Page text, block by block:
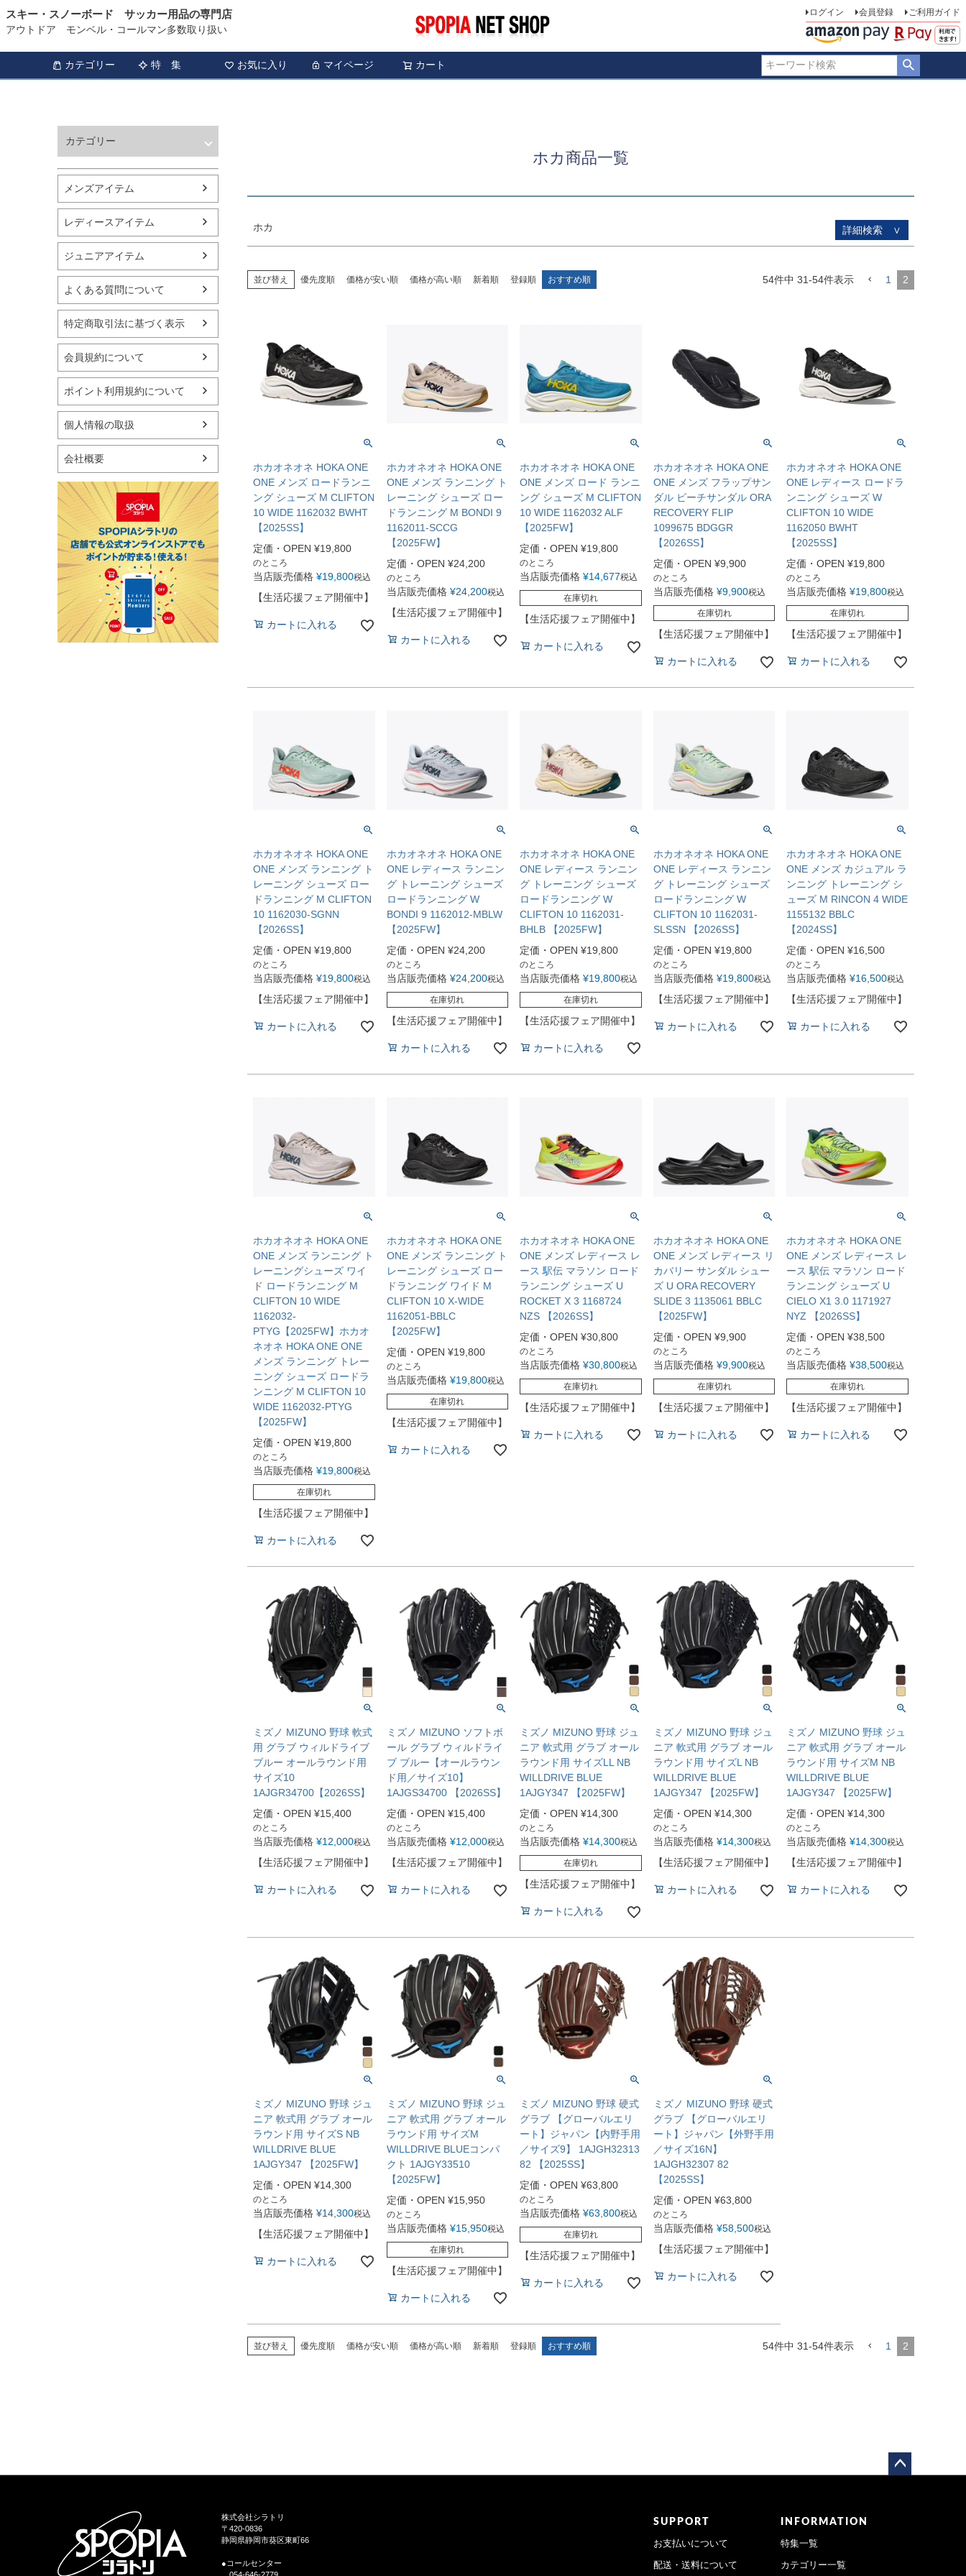
スキー・スノーボード サッカー用品の専門店
アウトドア モンベル・コールマン多数取り扱い
ログイン 会員登録 ご利用ガイド
カテゴリー 特 集 お気に入り マイページ カート
HOME ホカ商品一覧
カテゴリー
バスケットボール
シューズ
ランニング用品
スポーツアパレル
テニス
バレーボール
フィットネス用品
スイミング用品
マリン
スケートボード
野球・ソフトボール
ゴルフ
卓球用品
バッグ・サングラス
ハンドボール用品
ラグビー用品
グランドゴルフ
メンズアイテム
レディースアイテム
ジュニアアイテム
よくある質問について
特定商取引法に基づく表示
会員規約について
ポイント利用規約について
個人情報の取扱
会社概要
ホカ商品一覧
ホカ 詳細検索 ∨
セール
限定 再入荷 翌日発送
予約商品のみを表示
検索
並び替え 優先度順 価格が安い順 価格が高い順 新着順 登録順 おすすめ順 54件中 31-54件表示 1 2
ホカオネオネ HOKA ONE
ONE メンズ ロードランニ
ング シューズ M CLIFTON
10 WIDE 1162032 BWHT
【2025SS】
定価・OPEN ¥19,800
のところ
当店販売価格 ¥19,800税込
【生活応援フェア開催中】
カートに入れる
ホカオネオネ HOKA ONE
ONE メンズ ランニング ト
レーニング シューズ ロー
ドランニング M BONDI 9
1162011-SCCG
【2025FW】
定価・OPEN ¥24,200
のところ
当店販売価格 ¥24,200税込
【生活応援フェア開催中】
カートに入れる
ホカオネオネ HOKA ONE
ONE メンズ ロード ランニ
ング シューズ M CLIFTON
10 WIDE 1162032 ALF
【2025FW】
定価・OPEN ¥19,800
のところ
当店販売価格 ¥14,677税込
在庫切れ
【生活応援フェア開催中】
カートに入れる
ホカオネオネ HOKA ONE
ONE メンズ フラップサン
ダル ビーチサンダル ORA
RECOVERY FLIP
1099675 BDGGR
【2026SS】
定価・OPEN ¥9,900
のところ
当店販売価格 ¥9,900税込
在庫切れ
【生活応援フェア開催中】
カートに入れる
ホカオネオネ HOKA ONE
ONE レディース ロードラ
ンニング シューズ W
CLIFTON 10 WIDE
1162050 BWHT
【2025SS】
定価・OPEN ¥19,800
のところ
当店販売価格 ¥19,800税込
在庫切れ
【生活応援フェア開催中】
カートに入れる
ホカオネオネ HOKA ONE
ONE メンズ ランニング ト
レーニング シューズ ロー
ドランニング M CLIFTON
10 1162030-SGNN
【2026SS】
定価・OPEN ¥19,800
のところ
当店販売価格 ¥19,800税込
【生活応援フェア開催中】
カートに入れる
ホカオネオネ HOKA ONE
ONE レディース ランニン
グ トレーニング シューズ
ロードランニング W
BONDI 9 1162012-MBLW
【2025FW】
定価・OPEN ¥24,200
のところ
当店販売価格 ¥24,200税込
在庫切れ
【生活応援フェア開催中】
カートに入れる
ホカオネオネ HOKA ONE
ONE レディース ランニン
グ トレーニング シューズ
ロードランニング W
CLIFTON 10 1162031-
BHLB 【2025FW】
定価・OPEN ¥19,800
のところ
当店販売価格 ¥19,800税込
在庫切れ
【生活応援フェア開催中】
カートに入れる
ホカオネオネ HOKA ONE
ONE レディース ランニン
グ トレーニング シューズ
ロードランニング W
CLIFTON 10 1162031-
SLSSN 【2026SS】
定価・OPEN ¥19,800
のところ
当店販売価格 ¥19,800税込
【生活応援フェア開催中】
カートに入れる
ホカオネオネ HOKA ONE
ONE メンズ カジュアル ラ
ンニング トレーニング シ
ューズ M RINCON 4 WIDE
1155132 BBLC
【2024SS】
定価・OPEN ¥16,500
のところ
当店販売価格 ¥16,500税込
【生活応援フェア開催中】
カートに入れる
ホカオネオネ HOKA ONE
ONE メンズ ランニング ト
レーニングシューズ ワイ
ド ロードランニング M
CLIFTON 10 WIDE
1162032-
PTYG【2025FW】ホカオ
ネオネ HOKA ONE ONE
メンズ ランニング トレー
ニング シューズ ロードラ
ンニング M CLIFTON 10
WIDE 1162032-PTYG
【2025FW】
定価・OPEN ¥19,800
のところ
当店販売価格 ¥19,800税込
在庫切れ
【生活応援フェア開催中】
カートに入れる
ホカオネオネ HOKA ONE
ONE メンズ ランニング ト
レーニング シューズ ロー
ドランニング ワイド M
CLIFTON 10 X-WIDE
1162051-BBLC
【2025FW】
定価・OPEN ¥19,800
のところ
当店販売価格 ¥19,800税込
在庫切れ
【生活応援フェア開催中】
カートに入れる
ホカオネオネ HOKA ONE
ONE メンズ レディース レ
ース 駅伝 マラソン ロード
ランニング シューズ U
ROCKET X 3 1168724
NZS 【2026SS】
定価・OPEN ¥30,800
のところ
当店販売価格 ¥30,800税込
在庫切れ
【生活応援フェア開催中】
カートに入れる
ホカオネオネ HOKA ONE
ONE メンズ レディース リ
カバリー サンダル シュー
ズ U ORA RECOVERY
SLIDE 3 1135061 BBLC
【2025FW】
定価・OPEN ¥9,900
のところ
当店販売価格 ¥9,900税込
在庫切れ
【生活応援フェア開催中】
カートに入れる
ホカオネオネ HOKA ONE
ONE メンズ レディース レ
ース 駅伝 マラソン ロード
ランニング シューズ U
CIELO X1 3.0 1171927
NYZ 【2026SS】
定価・OPEN ¥38,500
のところ
当店販売価格 ¥38,500税込
在庫切れ
【生活応援フェア開催中】
カートに入れる
ミズノ MIZUNO 野球 軟式
用 グラブ ウィルドライブ
ブルー オールラウンド用
サイズ10
1AJGR34700【2026SS】
定価・OPEN ¥15,400
のところ
当店販売価格 ¥12,000税込
【生活応援フェア開催中】
カートに入れる
ミズノ MIZUNO ソフトボ
ール グラブ ウィルドライ
ブ ブルー【オールラウン
ド用／サイズ10】
1AJGS34700 【2026SS】
定価・OPEN ¥15,400
のところ
当店販売価格 ¥12,000税込
【生活応援フェア開催中】
カートに入れる
ミズノ MIZUNO 野球 ジュ
ニア 軟式用 グラブ オール
ラウンド用 サイズLL NB
WILLDRIVE BLUE
1AJGY347 【2025FW】
定価・OPEN ¥14,300
のところ
当店販売価格 ¥14,300税込
在庫切れ
【生活応援フェア開催中】
カートに入れる
ミズノ MIZUNO 野球 ジュ
ニア 軟式用 グラブ オール
ラウンド用 サイズL NB
WILLDRIVE BLUE
1AJGY347 【2025FW】
定価・OPEN ¥14,300
のところ
当店販売価格 ¥14,300税込
【生活応援フェア開催中】
カートに入れる
ミズノ MIZUNO 野球 ジュ
ニア 軟式用 グラブ オール
ラウンド用 サイズM NB
WILLDRIVE BLUE
1AJGY347 【2025FW】
定価・OPEN ¥14,300
のところ
当店販売価格 ¥14,300税込
【生活応援フェア開催中】
カートに入れる
ミズノ MIZUNO 野球 ジュ
ニア 軟式用 グラブ オール
ラウンド用 サイズS NB
WILLDRIVE BLUE
1AJGY347 【2025FW】
定価・OPEN ¥14,300
のところ
当店販売価格 ¥14,300税込
【生活応援フェア開催中】
カートに入れる
ミズノ MIZUNO 野球 ジュ
ニア 軟式用 グラブ オール
ラウンド用 サイズM
WILLDRIVE BLUEコンパ
クト 1AJGY33510
【2025FW】
定価・OPEN ¥15,950
のところ
当店販売価格 ¥15,950税込
在庫切れ
【生活応援フェア開催中】
カートに入れる
ミズノ MIZUNO 野球 硬式
グラブ 【グローバルエリ
ート】ジャパン【内野手用
／サイズ9】 1AJGH32313
82 【2025SS】
定価・OPEN ¥63,800
のところ
当店販売価格 ¥63,800税込
在庫切れ
【生活応援フェア開催中】
カートに入れる
ミズノ MIZUNO 野球 硬式
グラブ 【グローバルエリ
ート】ジャパン【外野手用
／サイズ16N】
1AJGH32307 82
【2025SS】
定価・OPEN ¥63,800
のところ
当店販売価格 ¥58,500税込
【生活応援フェア開催中】
カートに入れる
並び替え 優先度順 価格が安い順 価格が高い順 新着順 登録順 おすすめ順 54件中 31-54件表示 1 2
株式会社シラトリ
〒420-0836
静岡県静岡市葵区東町66
●コールセンター
SUPPORT
お支払いについて
配送・送料について
INFORMATION
特集一覧
カテゴリー一覧